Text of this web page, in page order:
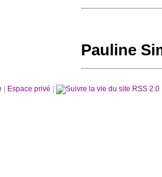
Pauline
Espace privé RSS 2.0